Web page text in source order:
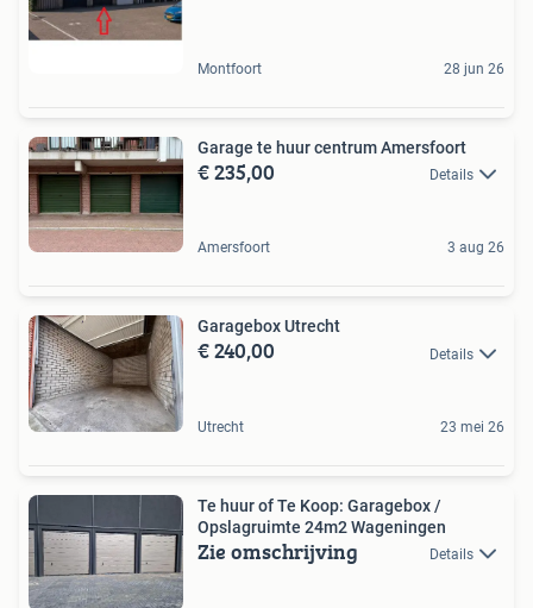
Montfoort 28 jun 26
Garage te huur centrum Amersfoort
€ 235,00 Details
Amersfoort 3 aug 26
Garagebox Utrecht
€ 240,00 Details
Utrecht 23 mei 26
Te huur of Te Koop: Garagebox /
Opslagruimte 24m2 Wageningen
Zie omschrijving Details